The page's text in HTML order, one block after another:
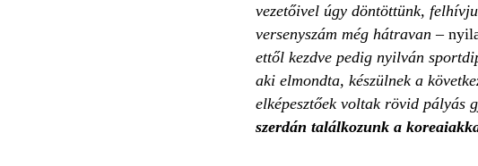
vezetőivel úgy döntöttünk,
versenyszám még hátravan –
ettől kezdve pedig nyilván
aki elmondta, készülnek a
elképesztőek voltak rövid pályás
szerdán találkozunk a